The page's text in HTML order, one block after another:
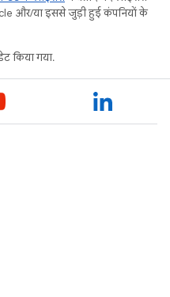
और/या इससे जुड़ी हुई कंपनियों के
किया गया.